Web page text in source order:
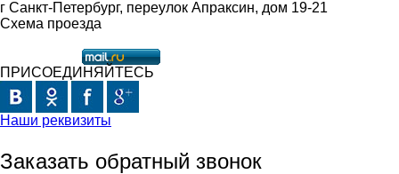
г Санкт-Петербург, переулок Апраксин, дом 19-21
Схема проезда
ПРИСОЕДИНЯЙТЕСЬ
Наши реквизиты
Заказать обратный звонок